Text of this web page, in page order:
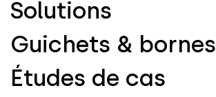
Solutions
Guichets & bornes
Études de cas